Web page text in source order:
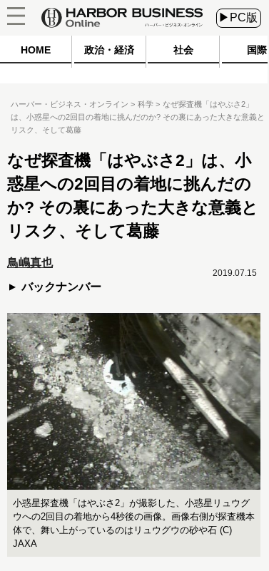
▶PC版
HOME 政治・経済 社会 国際
ハーバー・ビジネス・オンライン 科学
なぜ探査機「はやぶさ2」
は、小惑星への2回目の着地に挑んだのか? その裏にあった大きな意義と
リスク、そして葛藤
なぜ探査機「はやぶさ2」は、小
惑星への2回目の着地に挑んだの
か? その裏にあった大きな意義と
リスク、そして葛藤
鳥嶋真也
バックナンバー
2019.07.15
小惑星探査機「はやぶさ2」が撮影した、小惑星リュウグ
ウへの2回目の着地から4秒後の画像。画像右側が探査機本
体で、舞い上がっているのはリュウグウの砂や石 (C)
JAXA